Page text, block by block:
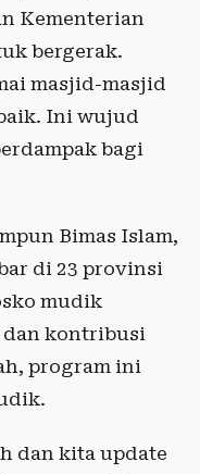
Kementerian
bergerak.
masjid-masjid
Ini wujud
bagi
Bimas Islam,
di 23 provinsi
mudik
dan kontribusi
program ini
dan kita update